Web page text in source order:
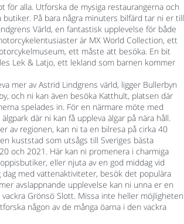
för alla. Utforska de mysiga restaurangerna och
På bara några minuters bilfärd tar ni er till
Värld, en fantastisk upplevelse för både
är MX World Collection, ett
ett måste att besöka. En bit
Lek & Latjo, ett lekland som barnen kommer
mer av Astrid Lindgrens värld, ligger Bullerbyn
och ni kan även besöka Katthult, platsen där
spelades in. För en närmare möte med
där ni kan få uppleva älgar på nära håll.
av regionen, kan ni ta en bilresa på cirka 40
kuststad som utsågs till Sveriges bästa
och 2021. Här kan ni promenera i charmiga
eller njuta av en god middag vid
dag med vattenaktiviteter, besök det populära
avslappnande upplevelse kan ni unna er en
Grönsö Slott. Missa inte heller möjligheten
någon av de många öarna i den vackra